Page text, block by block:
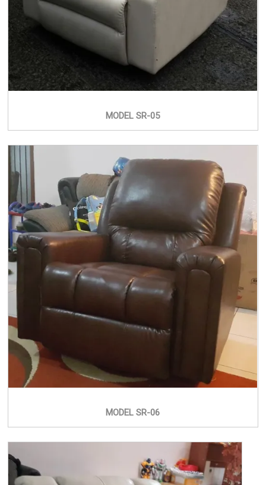
MODEL SR-05
MODEL SR-06